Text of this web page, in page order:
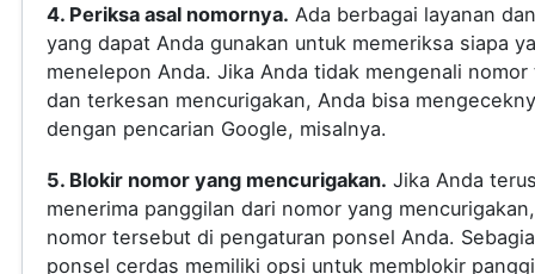
4. Periksa asal nomornya. Ada berbagai layanan
yang dapat Anda gunakan untuk memeriksa siapa
menelepon Anda. Jika Anda tidak mengenali
dan terkesan mencurigakan, Anda bisa
dengan pencarian Google, misalnya.
5. Blokir nomor yang mencurigakan. Jika Anda
menerima panggilan dari nomor yang
nomor tersebut di pengaturan ponsel Anda.
ponsel cerdas memiliki opsi untuk memblokir